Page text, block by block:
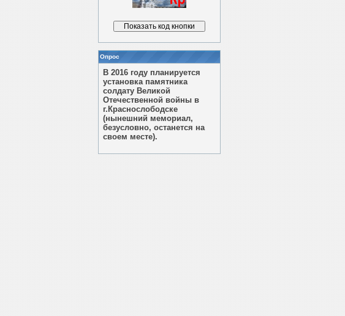
Опрос
В 2016 году планируется
установка памятника
солдату Великой
Отечественной войны в
г.Краснослободске
(нынешний мемориал,
безусловно, останется на
своем месте).